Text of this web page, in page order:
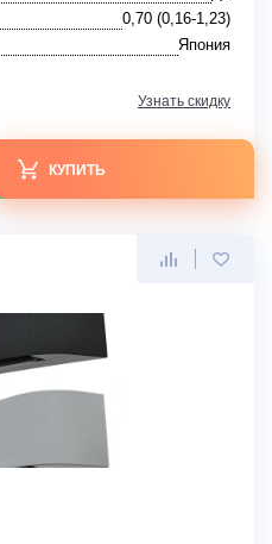
0,70 (0,16-1,23)
Япония
Узнать скидку
КУПИТЬ